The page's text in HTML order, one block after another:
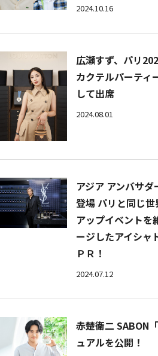
2024.10.16
広瀬すず、パリ
カクテルパーティ
して出席
2024.08.01
アジア アンバサ
登場 パリと同じ
アップイベントを
ージしたアイシャ
ＰＲ！
2024.07.12
赤楚衛二 SABON
ュアルを公開！